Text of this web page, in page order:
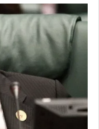
حرب
نسائية
في
القصر
الجمهوري
وبشار
الأسد
مكتوف